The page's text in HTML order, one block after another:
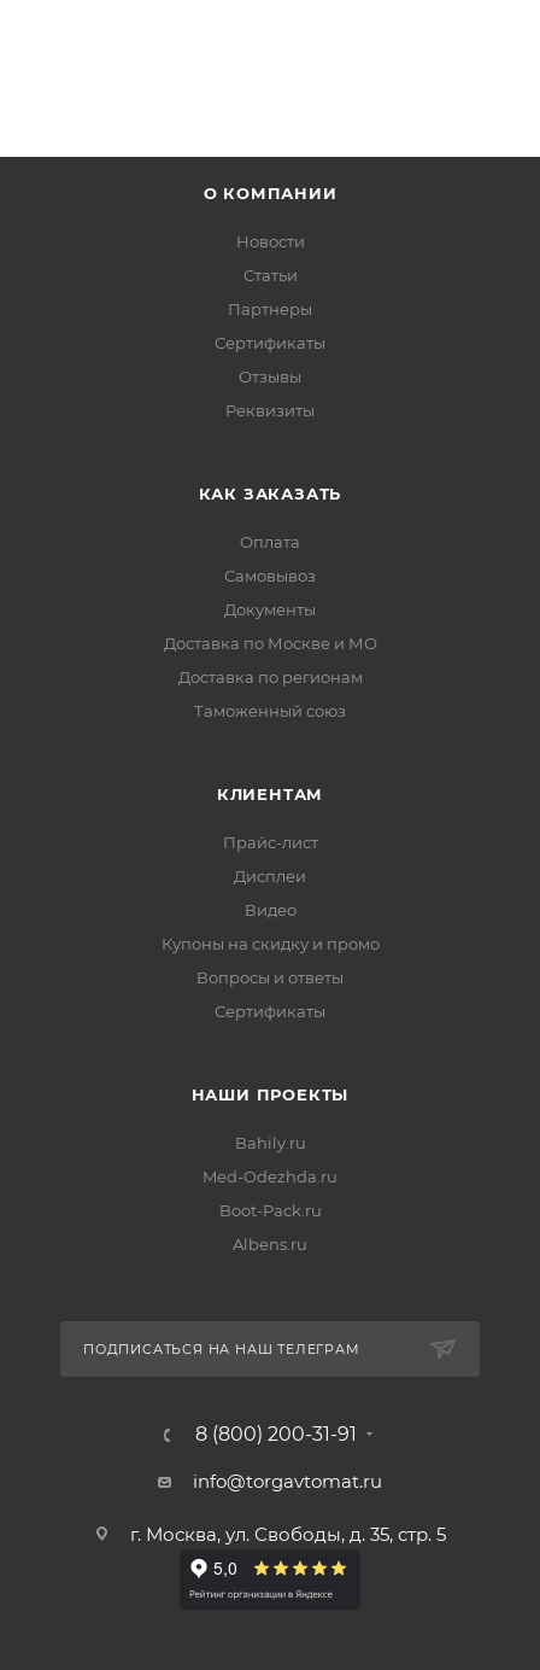
О КОМПАНИИ
Новости
Статьи
Партнеры
Сертификаты
Отзывы
Реквизиты
КАК ЗАКАЗАТЬ
Оплата
Самовывоз
Документы
Доставка по Москве и МО
Доставка по регионам
Таможенный союз
КЛИЕНТАМ
Прайс-лист
Дисплеи
Видео
Купоны на скидку и промо
Вопросы и ответы
Сертификаты
НАШИ ПРОЕКТЫ
Bahily.ru
Med-Odezhda.ru
Boot-Pack.ru
Albens.ru
ПОДПИСАТЬСЯ НА НАШ ТЕЛЕГРАМ
8 (800) 200-31-91
info@torgavtomat.ru
г. Москва, ул. Свободы, д. 35, стр. 5